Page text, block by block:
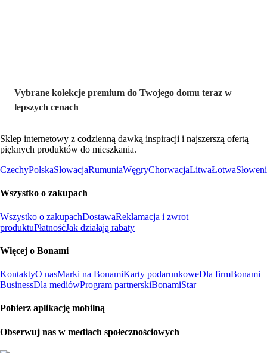
Vybrane kolekcje premium do Twojego domu teraz w
lepszych cenach
Sklep internetowy z codzienną dawką inspiracji i najszerszą ofertą
pięknych produktów do mieszkania.
CzechyPolskaSłowacjaRumuniaWęgryChorwacjaLitwaŁotwa
Wszystko o zakupach
Wszystko o zakupachDostawaReklamacja i zwrot
produktuPłatnośćJak działają rabaty
Więcej o Bonami
KontaktyO nasMarki na BonamiKarty podarunkoweDla firmBonami
BusinessDla mediówProgram partnerskiBonamiStar
Pobierz aplikację mobilną
Obserwuj nas w mediach społecznościowych